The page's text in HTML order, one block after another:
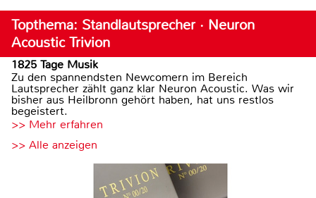
Topthema: Standlautsprecher · Neuron
Acoustic Trivion
1825 Tage Musik
Zu den spannendsten Newcomern im Bereich
Lautsprecher zählt ganz klar Neuron Acoustic. Was wir
bisher aus Heilbronn gehört haben, hat uns restlos
begeistert.
>> Mehr erfahren
>> Alle anzeigen